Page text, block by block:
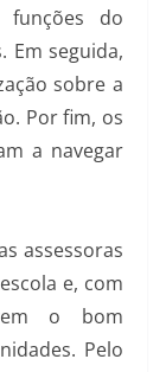
do
Em seguida,
sobre a
Por fim, os
a navegar
assessoras
e, com
o bom
Pelo